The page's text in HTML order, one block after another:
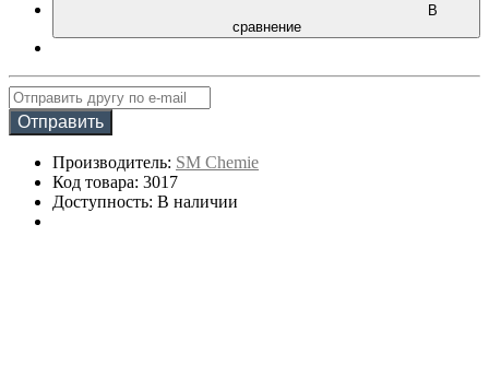
В
сравнение
Отправить
Производитель: SM Chemie
Код товара: 3017
Доступность: В наличии